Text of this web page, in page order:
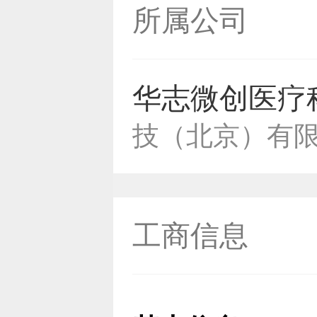
所属公司
华志微创医疗
技（北京）有
工商信息